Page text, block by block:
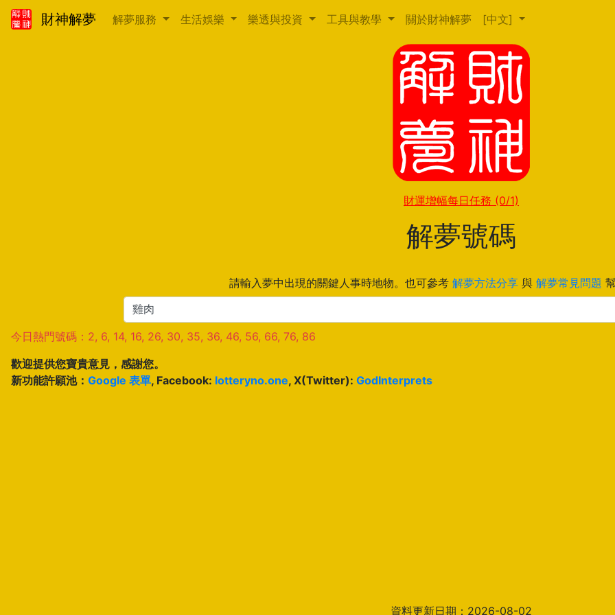
財神解夢 解夢服務 生活娛樂 樂透與投資 工具與教學 關於財神解夢 [中文]
財運增幅每日任務 (0/1)
解夢號碼
請輸入夢中出現的關鍵人事時地物。也可參考 解夢方法分享 與 解夢常見問題
今日熱門號碼：2, 6, 14, 16, 26, 30, 35, 36, 46, 56, 66, 76, 86
歡迎提供您寶貴意見，感謝您。
新功能許願池： Google 表單, Facebook: lotteryno.one, X(Twitter): GodInterprets
資料更新日期：2026-08-02